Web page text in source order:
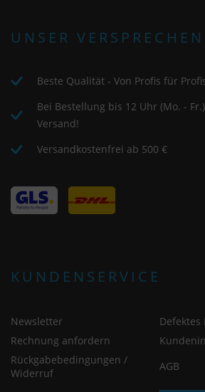
UNSER VERSPRECHEN
Beste Qualität - Von Profis für
Bei Bestellung bis 12 Uhr (Mo. -
Versand!
Versandkostenfrei ab 500 €
KUNDENSERVICE
Newsletter
Defektes
Rechnung anfordern
Rückgabebedingungen /
Widerruf
AGB